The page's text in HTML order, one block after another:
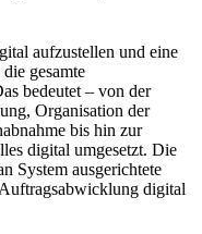
aufzustellen und eine
gesamte
bedeutet – von der
Organisation der
bis hin zur
digital umgesetzt. Die
System ausgerichtete
digital